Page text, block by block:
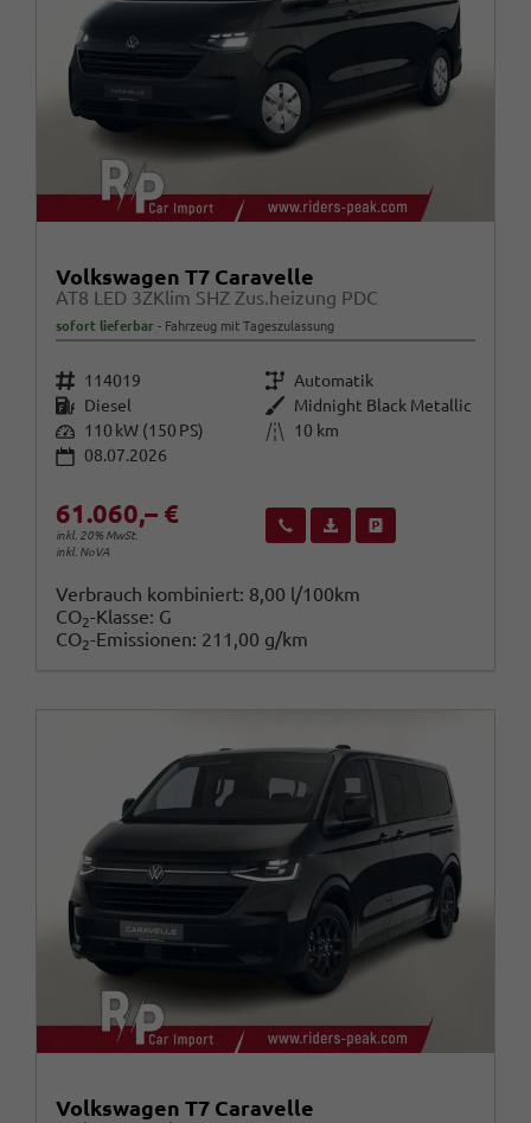
Volkswagen T7 Caravelle
AT8 LED 3ZKlim SHZ Zus.heizung PDC
sofort lieferbar Fahrzeug mit Tageszulassung
Fahrzeugnr. 114019 Getriebe Automatik
Kraftstoff Diesel Außenfarbe
Midnight Black Metallic
Leistung 110 kW (150 PS) Kilometerstand
10 km
08.07.2026
61.060,– €
inkl. 20% MwSt.
inkl. NoVA
Wir rufen Sie anFahrzeugexposé (PDF)
Verbrauch kombiniert: 8,00 l/100km
CO2-Klasse: G
CO2-Emissionen: 211,00 g/km
Volkswagen T7 Caravelle